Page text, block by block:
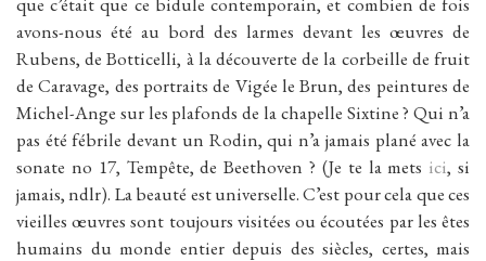
avons-nous été au bord des larmes devant les œuvres de
Rubens, de Botticelli, à la découverte de la corbeille de fruit
de Caravage, des portraits de Vigée le Brun, des peintures de
Michel-Ange sur les plafonds de la chapelle Sixtine ? Qui n’a
pas été fébrile devant un Rodin, qui n’a jamais plané avec la
sonate no 17, Tempête, de Beethoven ? (Je te la mets ici, si
jamais, ndlr). La beauté est universelle. C’est pour cela que ces
vieilles œuvres sont toujours visitées ou écoutées par les êtes
humains du monde entier depuis des siècles, certes, mais